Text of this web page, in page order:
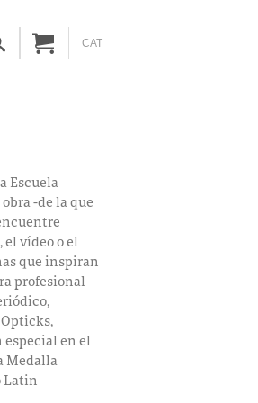
CAT
Escuela
-de la que
vídeo o el
que inspiran
profesional
especial en el
Medalla
Latin